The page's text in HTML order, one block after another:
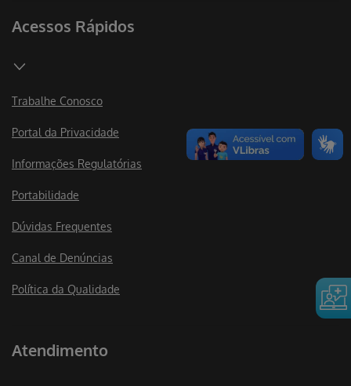
Acessos Rápidos
Trabalhe Conosco
Portal da Privacidade
Informações Regulatórias
Portabilidade
Dúvidas Frequentes
Canal de Denúncias
Política da Qualidade
Atendimento